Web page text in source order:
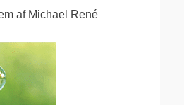
af Michael René